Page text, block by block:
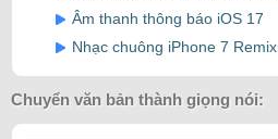
Âm thanh thông báo iOS 17
Nhạc chuông iPhone 7 Remix
Chuyển văn bản thành giọng nói: